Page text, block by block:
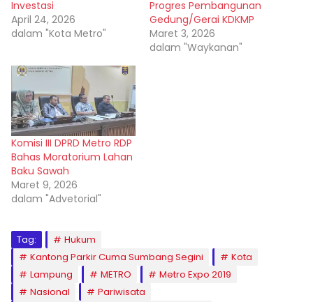
Investasi
April 24, 2026
dalam "Kota Metro"
Progres Pembangunan
Gedung/Gerai KDKMP
Maret 3, 2026
dalam "Waykanan"
Komisi III DPRD Metro RDP
Bahas Moratorium Lahan
Baku Sawah
Maret 9, 2026
dalam "Advetorial"
Tag:
Hukum
Kantong Parkir Cuma Sumbang Segini
Kota
Lampung
METRO
Metro Expo 2019
Nasional
Pariwisata